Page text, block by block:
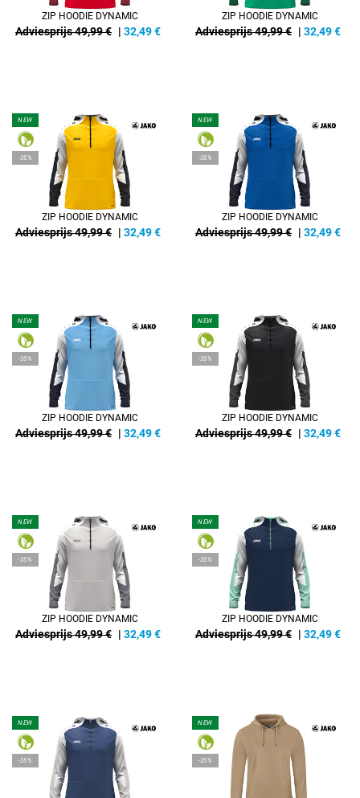
ZIP HOODIE DYNAMIC
Adviesprijs 49,99 € | 32,49€
ZIP HOODIE DYNAMIC
Adviesprijs 49,99 € | 32,49€
NEW
-35%
ZIP HOODIE DYNAMIC
Adviesprijs 49,99 € | 32,49€
NEW
-35%
ZIP HOODIE DYNAMIC
Adviesprijs 49,99 € | 32,49€
NEW
-35%
ZIP HOODIE DYNAMIC
Adviesprijs 49,99 € | 32,49€
NEW
-35%
ZIP HOODIE DYNAMIC
Adviesprijs 49,99 € | 32,49€
NEW
-35%
ZIP HOODIE DYNAMIC
Adviesprijs 49,99 € | 32,49€
NEW
-35%
ZIP HOODIE DYNAMIC
Adviesprijs 49,99 € | 32,49€
NEW
-35%
NEW
-35%